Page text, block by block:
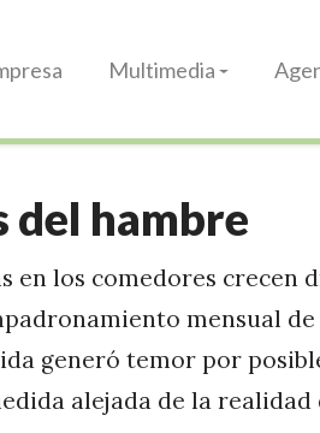
Multimedia
del hambre
en los comedores crecen
mensual
generó temor por
alejada de la realidad